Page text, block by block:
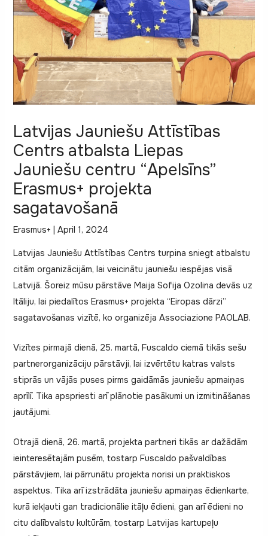
Latvijas Jauniešu Attīstības
Centrs atbalsta Liepas
Jauniešu centru “Apelsīns”
Erasmus+ projekta
sagatavošanā
Erasmus+ |April 1, 2024
Latvijas Jauniešu Attīstības Centrs turpina sniegt atbalstu
citām organizācijām, lai veicinātu jauniešu iespējas visā
Latvijā. Šoreiz mūsu pārstāve Maija Sofija Ozolina devās uz
Itāliju, lai piedalītos Erasmus+ projekta “Eiropas dārzi”
sagatavošanas vizītē, ko organizēja Associazione PAOLAB.
Vizītes pirmajā dienā, 25. martā, Fuscaldo ciemā tikās sešu
partnerorganizāciju pārstāvji, lai izvērtētu katras valsts
stiprās un vājās puses pirms gaidāmās jauniešu apmaiņas
aprīlī. Tika apspriesti arī plānotie pasākumi un izmitināšanas
jautājumi.
Otrajā dienā, 26. martā, projekta partneri tikās ar dažādām
ieinteresētajām pusēm, tostarp Fuscaldo pašvaldības
pārstāvjiem, lai pārrunātu projekta norisi un praktiskos
aspektus. Tika arī izstrādāta jauniešu apmaiņas ēdienkarte,
kurā iekļauti gan tradicionālie itāļu ēdieni, gan arī ēdieni no
citu dalībvalstu kultūrām, tostarp Latvijas kartupeļu